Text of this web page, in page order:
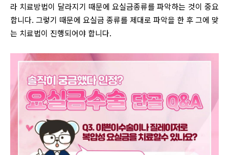
라 치료방법이 달라지기 때문에 요실금종류를 파악하는 것이 중요
합니다. 그렇기 때문에 요실금 종류를 제대로 파악을 한 후 그에 맞
는 치료법이 진행되어야 합니다.